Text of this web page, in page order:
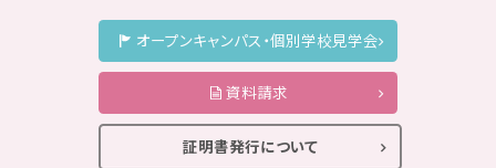
オープンキャンパス・個別学校見学会
資料請求
証明書発行について